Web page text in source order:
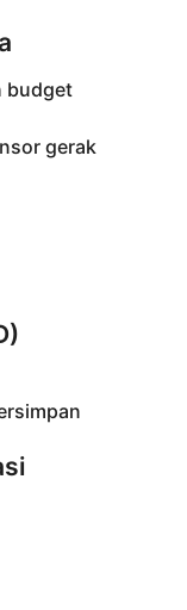
budget
gerak